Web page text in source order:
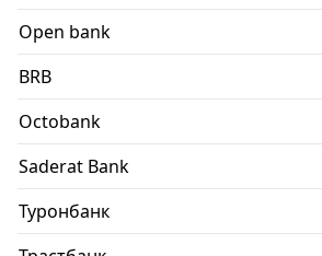
Open bank
BRB
Octobank
Saderat Bank
Туронбанк